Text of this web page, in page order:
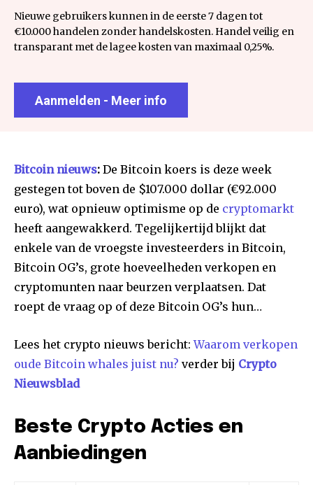
Nieuwe gebruikers kunnen in de eerste 7 dagen tot
€10.000 handelen zonder handelskosten. Handel veilig en
transparant met de lagee kosten van maximaal 0,25%.
Aanmelden - Meer info
Bitcoin nieuws: De Bitcoin koers is deze week
gestegen tot boven de $107.000 dollar (€92.000
euro), wat opnieuw optimisme op de cryptomarkt
heeft aangewakkerd. Tegelijkertijd blijkt dat
enkele van de vroegste investeerders in Bitcoin,
Bitcoin OG’s, grote hoeveelheden verkopen en
cryptomunten naar beurzen verplaatsen. Dat
roept de vraag op of deze Bitcoin OG’s hun…
Lees het crypto nieuws bericht:Waarom verkopen
oude Bitcoin whales juist nu? verder bij Crypto
Nieuwsblad
Beste Crypto Acties en
Aanbiedingen